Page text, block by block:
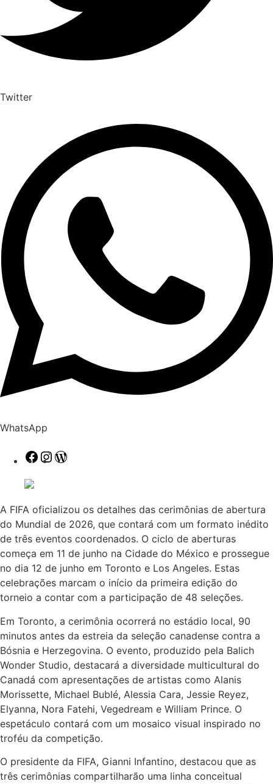
Twitter
WhatsApp
Facebook
Instagram
A FIFA oficializou os detalhes das cerimônias de abertura
do Mundial de 2026, que contará com um formato inédito
de três eventos coordenados. O ciclo de aberturas
começa em 11 de junho na Cidade do México e prossegue
no dia 12 de junho em Toronto e Los Angeles. Estas
celebrações marcam o início da primeira edição do
torneio a contar com a participação de 48 seleções.
Em Toronto, a cerimônia ocorrerá no estádio local, 90
minutos antes da estreia da seleção canadense contra a
Bósnia e Herzegovina. O evento, produzido pela Balich
Wonder Studio, destacará a diversidade multicultural do
Canadá com apresentações de artistas como Alanis
Morissette, Michael Bublé, Alessia Cara, Jessie Reyez,
Elyanna, Nora Fatehi, Vegedream e William Prince. O
espetáculo contará com um mosaico visual inspirado no
troféu da competição.
O presidente da FIFA, Gianni Infantino, destacou que as
três cerimônias compartilharão uma linha conceitual